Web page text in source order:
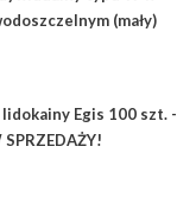
(mały)
Egis 100 szt. -
SPRZEDAŻY!